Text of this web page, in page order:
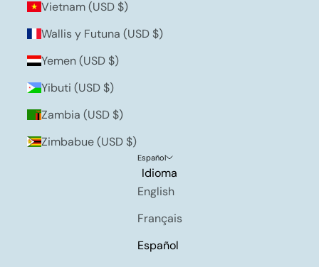
Vietnam (USD $)
Wallis y Futuna (USD $)
Yemen (USD $)
Yibuti (USD $)
Zambia (USD $)
Zimbabue (USD $)
Español
Idioma
English
Français
Español